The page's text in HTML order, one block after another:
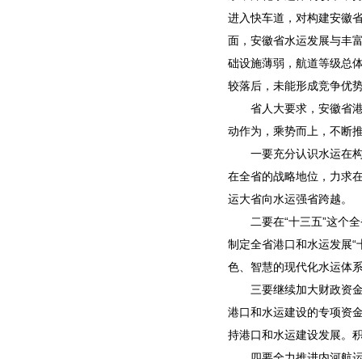
进入快车道，对构建安徽
面，安徽省水运发展与丰
础设施薄弱，航道等级总
较落后，未能形成竞争优
省人大要求，安徽省港
动作为，乘势而上，不断
一要充分认识水运在构
在全省的战略地位，力求
运大省向水运强省跨越。
二要在“十三五”这个全
制定全省港口和水运发展
色、智慧的现代化水运体
三要继续加大财政资金
港口和水运建设的专项资
持港口和水运建设发展。